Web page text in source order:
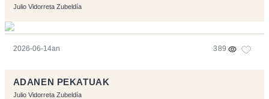
Julio Vidorreta Zubeldía
2026-06-14an 389
ADANEN PEKATUAK
Julio Vidorreta Zubeldía